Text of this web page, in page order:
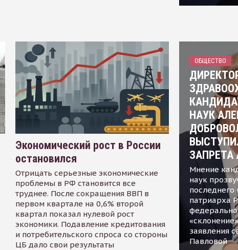
Экономический рост в России
остановился
Отрицать серьезные экономические
проблемы в РФ становится все
труднее. После сокращения ВВП в
первом квартале на 0,6% второй
квартал показал нулевой рост
экономики. Подавление кредитования
и потребительского спроса со стороны
ЦБ дало свои результаты
ОБЩЕСТВО
НАУК
ЗАПРЕТА
Мнение
наук
патриарха
заявления
Павловой